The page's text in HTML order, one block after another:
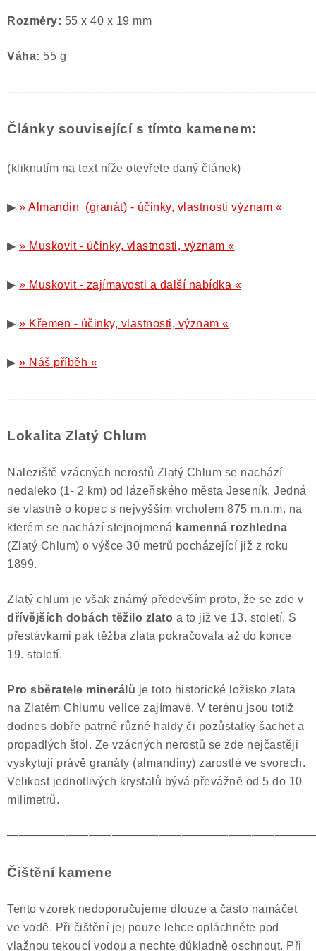
Rozměry: 55 x 40 x 19 mm
Váha: 55 g
Články související s tímto kamenem:
(kliknutím na text níže otevřete daný článek)
▶ » Almandin (granát) - účinky, vlastnosti význam «
▶ » Muskovit - účinky, vlastnosti, význam «
▶ » Muskovit - zajímavosti a další nabídka «
▶ » Křemen - účinky, vlastnosti, význam «
▶ » Náš příběh «
Lokalita Zlatý Chlum
Naleziště vzácných nerostů Zlatý Chlum se nachází
nedaleko (1- 2 km) od lázeňského města Jeseník. Jedná
se vlastně o kopec s nejvyšším vrcholem 875 m.n.m. na
kterém se nachází stejnojmená kamenná rozhledna
(Zlatý Chlum) o výšce 30 metrů pocházející již z roku
1899.
Zlatý chlum je však známý především proto, že se zde v
dřívějších dobách těžilo zlato a to již ve 13. století. S
přestávkami pak těžba zlata pokračovala až do konce
19. století.
Pro sběratele minerálů je toto historické ložisko zlata
na Zlatém Chlumu velice zajímavé. V terénu jsou totiž
dodnes dobře patrné různé haldy či pozůstatky šachet a
propadlých štol. Ze vzácných nerostů se zde nejčastěji
vyskytují právě granáty (almandiny) zarostlé ve svorech.
Velikost jednotlivých krystalů bývá převážně od 5 do 10
milimetrů.
Čištění kamene
Tento vzorek nedoporučujeme dlouze a často namáčet
ve vodě. Při čištění jej pouze lehce opláchněte pod
vlažnou tekoucí vodou a nechte důkladně oschnout. Při